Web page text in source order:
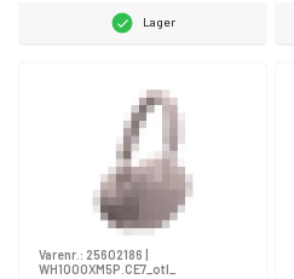
Lager
Varenr.: 25602186 |
WH1000XM5P.CE7_otl_